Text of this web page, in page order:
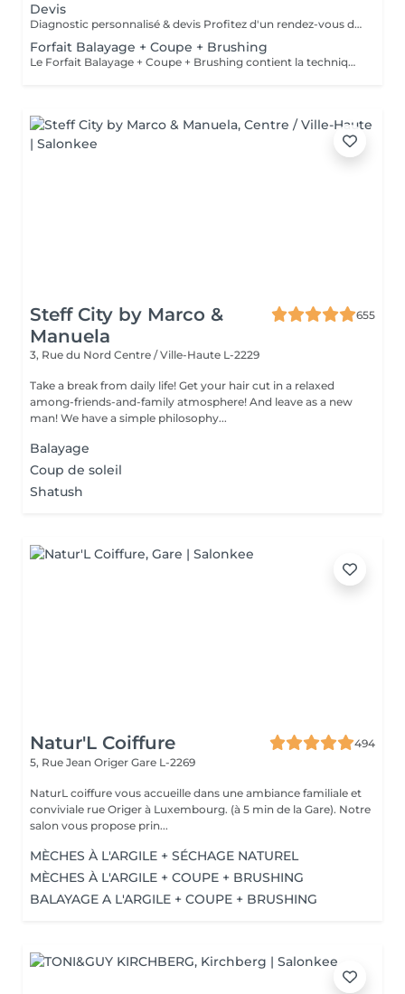
Devis
Diagnostic personnalisé & devis Profitez d'un rendez-vous dédié pour échanger sur votre projet, recevoir des conseils personnalisés et obtenir un devis sur mesure. Le montant du rendez-vous sera déduit lors de la réalisation de votre prestation.
Forfait Balayage + Coupe + Brushing
Le Forfait Balayage + Coupe + Brushing contient la technique Balayage, un coulage (pour donner le bon reflet au Balayage), Olaplex, une Coupe et un Brushing. Dépendant de la quantité de produit utilisée ou de la longueur des cheveux, le prix peut varier. En cas de questions veuillez appeler au +352 26 35 02 89.
Steff City by Marco &
Manuela
655
3, Rue du Nord Centre / Ville-Haute L-2229
Take a break from daily life! Get your hair cut in a relaxed
among-friends-and-family atmosphere! And leave as a new
man! We have a simple philosophy...
Balayage
Coup de soleil
Shatush
Natur'L Coiffure
494
5, Rue Jean Origer Gare L-2269
NaturL coiffure vous accueille dans une ambiance familiale et
conviviale rue Origer à Luxembourg. (à 5 min de la Gare). Notre
salon vous propose prin...
MÈCHES À L'ARGILE + SÉCHAGE NATUREL
MÈCHES À L'ARGILE + COUPE + BRUSHING
BALAYAGE A L'ARGILE + COUPE + BRUSHING